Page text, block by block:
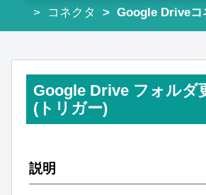
コネクタ Google Driveコ
Google Drive フォルダ
(トリガー)
説明